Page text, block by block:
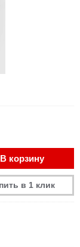
В корзину
в 1 клик